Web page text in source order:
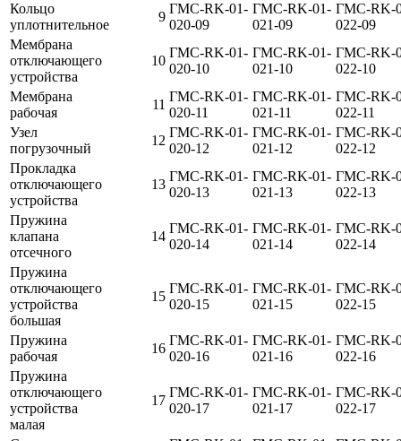
Кольцо
уплотнительное
9
ГМС-RK-01-
020-09
ГМС-RK-01-
021-09
ГМС-RK-
022-09
Мембрана
отключающего
устройства
10
ГМС-RK-01-
020-10
ГМС-RK-01-
021-10
ГМС-RK-
022-10
Мембрана
рабочая
11
ГМС-RK-01-
020-11
ГМС-RK-01-
021-11
ГМС-RK-
022-11
Узел
погрузочный
12
ГМС-RK-01-
020-12
ГМС-RK-01-
021-12
ГМС-RK-
022-12
Прокладка
отключающего
устройства
13
ГМС-RK-01-
020-13
ГМС-RK-01-
021-13
ГМС-RK-
022-13
Пружина
клапана
отсечного
14
ГМС-RK-01-
020-14
ГМС-RK-01-
021-14
ГМС-RK-
022-14
Пружина
отключающего
устройства
большая
15
ГМС-RK-01-
020-15
ГМС-RK-01-
021-15
ГМС-RK-
022-15
Пружина
рабочая
16
ГМС-RK-01-
020-16
ГМС-RK-01-
021-16
ГМС-RK-
022-16
Пружина
отключающего
устройства
малая
17
ГМС-RK-01-
020-17
ГМС-RK-01-
021-17
ГМС-RK-
022-17